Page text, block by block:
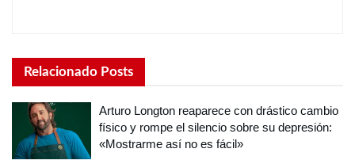
Relacionado Posts
Arturo Longton reaparece con drástico cambio
físico y rompe el silencio sobre su depresión:
«Mostrarme así no es fácil»